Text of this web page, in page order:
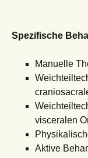
Spezifische
Manuelle
visceralen
Aktive